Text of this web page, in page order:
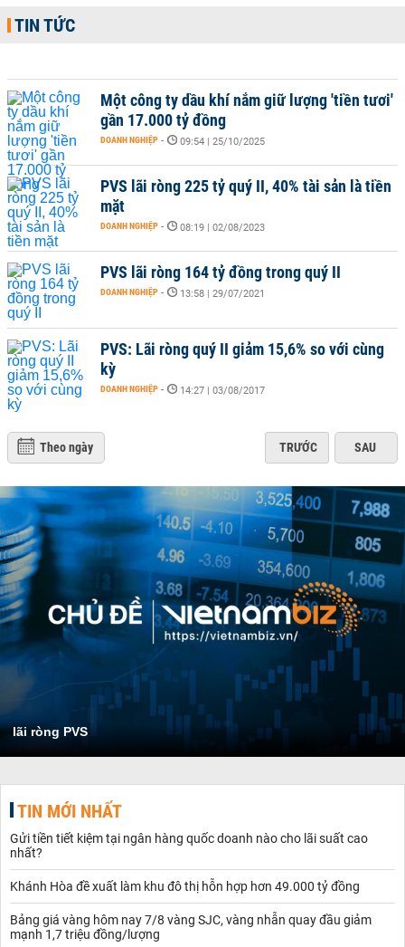
TIN TỨC
Một công ty dầu khí nắm giữ lượng 'tiền tươi'
gần 17.000 tỷ đồng
DOANH NGHIỆP - 09:54 | 25/10/2025
PVS lãi ròng 225 tỷ quý II, 40% tài sản là tiền
mặt
DOANH NGHIỆP - 08:19 | 02/08/2023
PVS lãi ròng 164 tỷ đồng trong quý II
DOANH NGHIỆP - 13:58 | 29/07/2021
PVS: Lãi ròng quý II giảm 15,6% so với cùng
kỳ
DOANH NGHIỆP - 14:27 | 03/08/2017
Theo ngày TRƯỚC SAU
lãi ròng PVS
TIN MỚI NHẤT
Gửi tiền tiết kiệm tại ngân hàng quốc doanh nào cho lãi suất cao
nhất?
Khánh Hòa đề xuất làm khu đô thị hỗn hợp hơn 49.000 tỷ đồng
Bảng giá vàng hôm nay 7/8 vàng SJC, vàng nhẫn quay đầu giảm
mạnh 1,7 triệu đồng/lượng